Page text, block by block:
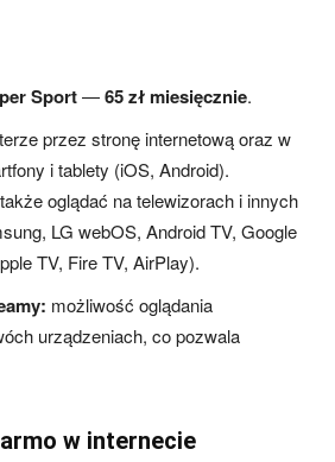
Sport—65 zł miesięcznie.
przez stronę internetową oraz w
i tablety (iOS, Android).
oglądać na telewizorach i innych
LG webOS, Android TV, Google
TV, Fire TV, AirPlay).
możliwość oglądania
urządzeniach, co pozwala
w internecie